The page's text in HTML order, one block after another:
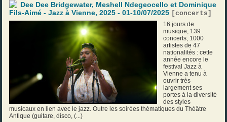
Dee Dee Bridgewater, Meshell Ndegeocello et Dominique
Fils-Aimé - Jazz à Vienne, 2025 - 01-10/07/2025 [concerts ]
16 jours de
musique, 139
concerts, 1000
artistes de 47
nationalités : cette
année encore le
festival Jazz à
Vienne a tenu à
ouvrir très
largement ses
portes à la diversité
des styles
musicaux en lien avec le jazz. Outre les soirées thématiques du Théâtre
Antique (guitare, disco, (...)